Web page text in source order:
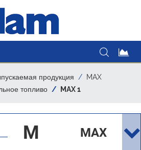
продукция
MAX
топливо
MAX 1
M
MAX